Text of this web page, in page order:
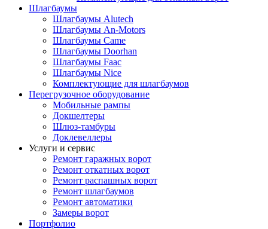
Шлагбаумы
Шлагбаумы Alutech
Шлагбаумы An-Motors
Шлагбаумы Came
Шлагбаумы Doorhan
Шлагбаумы Faac
Шлагбаумы Nice
Комплектующие для шлагбаумов
Перегрузочное оборудование
Мобильные рампы
Докшелтеры
Шлюз-тамбуры
Доклевеллеры
Услуги и сервис
Ремонт гаражных ворот
Ремонт откатных ворот
Ремонт распашных ворот
Ремонт шлагбаумов
Ремонт автоматики
Замеры ворот
Портфолио